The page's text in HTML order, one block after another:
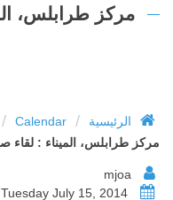
مركز طرابلس،
الرئيسية /
Calendar
/
مركز طرابلس، الميناء :